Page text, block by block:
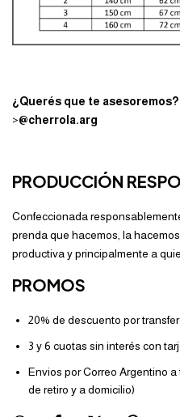
¿Querés que te asesoremos?
>@cherrola.arg
PRODUCCIÓN
Confeccionada
prenda que hacemos, la
productiva y principalmente a
PROMOS
20% de descuento por
3 y 6 cuotas sin interés con
Envios por Correo Argentino
de retiro y a domicilio)